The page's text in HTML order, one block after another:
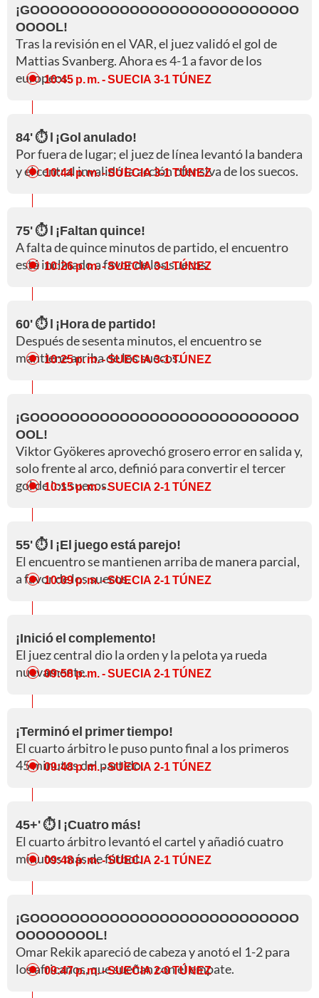
¡GOOOOOOOOOOOOOOOOOOOOOOOOOOO
OOOOL!
Tras la revisión en el VAR, el juez validó el gol de
Mattias Svanberg. Ahora es 4-1 a favor de los
europeos.10:45 p. m. - SUECIA 3-1 TÚNEZ
84' ⏱️ l ¡Gol anulado!
Por fuera de lugar; el juez de línea levantó la bandera
y el central invalidó la acción ofensiva de los suecos.
10:44 p. m.- SUECIA 3-1 TÚNEZ
75' ⏱️ l ¡Faltan quince!
A falta de quince minutos de partido, el encuentro
está inclinado a favor de los suecos.
10:26 p. m.- SUECIA 3-1 TÚNEZ
60' ⏱️ l ¡Hora de partido!
Después de sesenta minutos, el encuentro se
mantiene arriba de los suecos.
10:25 p. m.- SUECIA 3-1 TÚNEZ
¡GOOOOOOOOOOOOOOOOOOOOOOOOOOO
OOL!
Viktor Gyökeres aprovechó grosero error en salida y,
solo frente al arco, definió para convertir el tercer
gol de los suecos.
10:15 p. m.- SUECIA 2-1 TÚNEZ
55' ⏱️ l ¡El juego está parejo!
El encuentro se mantienen arriba de manera parcial,
a favor de los suecos.
10:09 p. m.- SUECIA 2-1 TÚNEZ
¡Inició el complemento!
El juez central dio la orden y la pelota ya rueda
nuevamente.
09:58 p. m. - SUECIA 2-1 TÚNEZ
¡Terminó el primer tiempo!
El cuarto árbitro le puso punto final a los primeros
45 minutos del partido.
09:48 p. m. - SUECIA 2-1 TÚNEZ
45+' ⏱️ l ¡Cuatro más!
El cuarto árbitro levantó el cartel y añadió cuatro
minutos más de fútbol.
09:48 p. m.- SUECIA 2-1 TÚNEZ
¡GOOOOOOOOOOOOOOOOOOOOOOOOOOO
OOOOOOOOL!
Omar Rekik apareció de cabeza y anotó el 1-2 para
los africanos, que sueñan con el empate.
09:47 p. m.- SUECIA 2-0 TÚNEZ